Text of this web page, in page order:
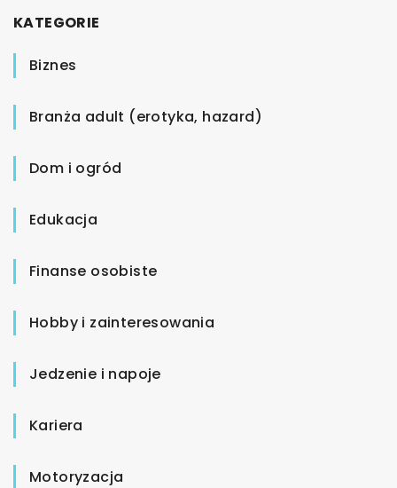
KATEGORIE
Biznes
Branża adult (erotyka, hazard)
Dom i ogród
Edukacja
Finanse osobiste
Hobby i zainteresowania
Jedzenie i napoje
Kariera
Motoryzacja